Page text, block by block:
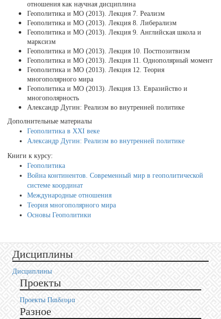
отношения как научная дисциплина
Геополитика и МО (2013). Лекция 7. Реализм
Геополитика и МО (2013). Лекция 8. Либерализм
Геополитика и МО (2013). Лекция 9. Английская школа и
марксизм
Геополитика и МО (2013). Лекция 10. Постпозитвизм
Геополитика и МО (2013). Лекция 11. Однополярный момент
Геополитика и МО (2013). Лекция 12. Теория
многополярного мира
Геополитика и МО (2013). Лекция 13. Евразийство и
многополярность
Александр Дугин: Реализм во внутренней политике
Дополнительные материалы
Геополитика в XXI веке
Александр Дугин: Реализм во внутренней политике
Книги к курсу:
Геополитика
Война континентов. Современный мир в геополитической
системе координат
Международные отношения
Теория многополярного мира
Основы Геополитики
Дисциплины
Дисциплины
Проекты
Проекты Пαιδευμα
Разное